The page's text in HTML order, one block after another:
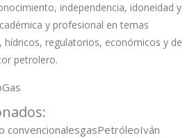
independencia, idoneidad y
y profesional en temas
hídricos, regulatorios, económicos y de
petrolero.
Gas
convencionalesgasPetróleoIván